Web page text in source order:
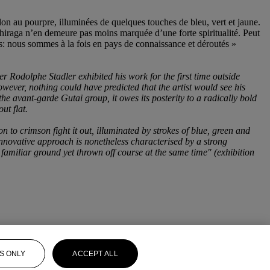
au pourpre, illuminées de quelques touches de bleu, vert et jaune.
n’en demeure pas moins marquée d’une forte spiritualité. Peut
sommes à la fois en pays de connaissance et déroutés »
Rodolphe Stadler exhibited his work for the first time outside
nothing could have predicted that the artist would see his
avant-garde Gutai group, it owes its posterity to a radically bold
flat.
to crimson fight it out, illuminated by strokes of blue, green and
approach is nonetheless characterised by a strong
ground yet thrown off course at the same time" (exhibition
ONLY ACCEPT ALL